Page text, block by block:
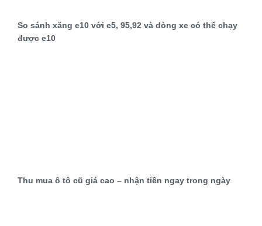
So sánh xăng e10 với e5, 95,92 và dòng xe có thể chạy
được e10
Thu mua ô tô cũ giá cao – nhận tiền ngay trong ngày